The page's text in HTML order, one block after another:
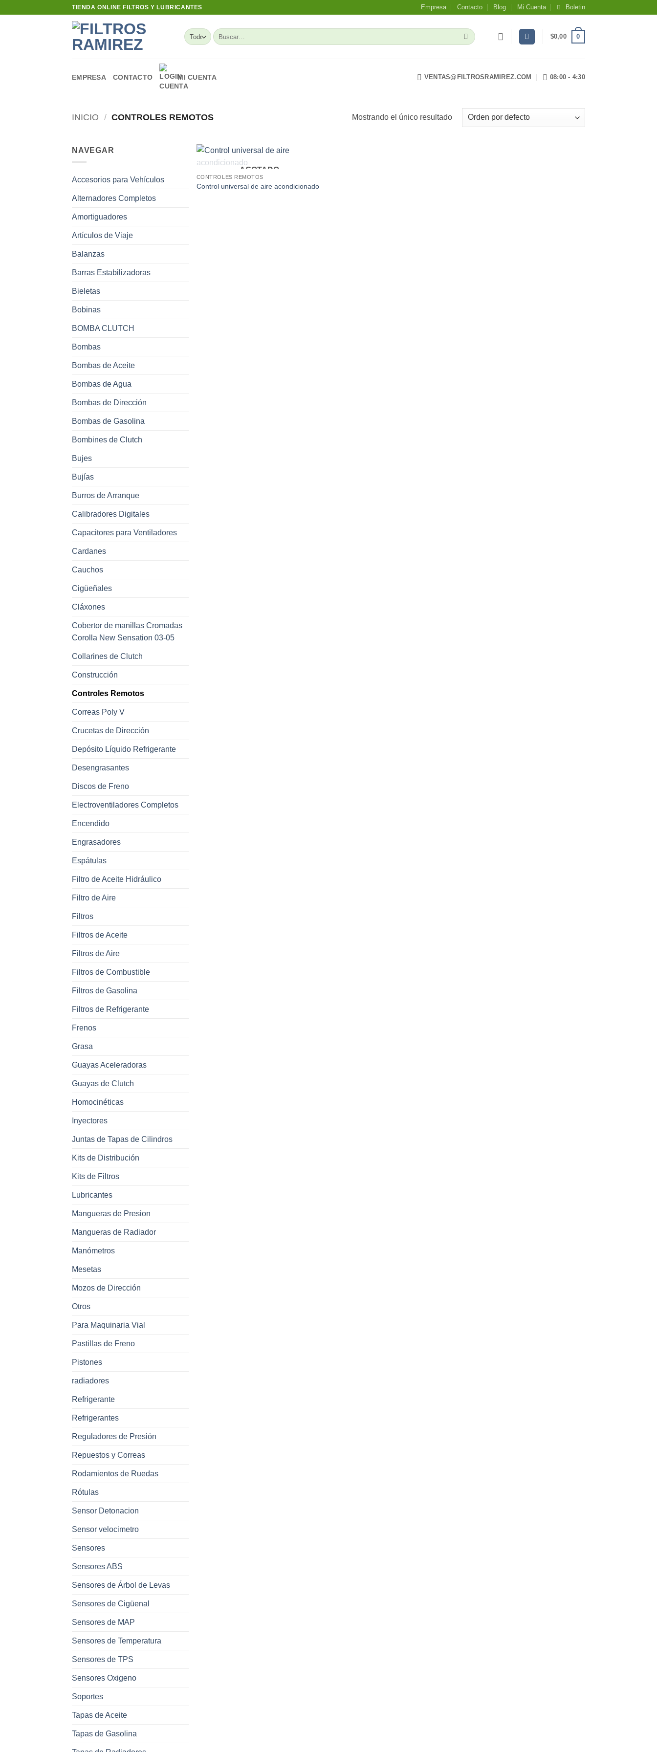
TIENDA ONLINE FILTROS Y LUBRICANTES Empresa Contacto Blog Mi Cuenta Boletin
Buscar
por:
$0,00 0
EMPRESA CONTACTO MI CUENTA VENTAS@FILTROSRAMIREZ.COM 08:00 - 4:30
INICIO / CONTROLES REMOTOS Mostrando el único resultado
NAVEGAR
Accesorios para Vehículos
Alternadores Completos
Amortiguadores
Artículos de Viaje
Balanzas
Barras Estabilizadoras
Bieletas
Bobinas
BOMBA CLUTCH
Bombas
Bombas de Aceite
Bombas de Agua
Bombas de Dirección
Bombas de Gasolina
Bombines de Clutch
Bujes
Bujías
Burros de Arranque
Calibradores Digitales
Capacitores para Ventiladores
Cardanes
Cauchos
Cigüeñales
Cláxones
Cobertor de manillas Cromadas
Corolla New Sensation 03-05
Collarines de Clutch
Construcción
Controles Remotos
Correas Poly V
Crucetas de Dirección
Depósito Líquido Refrigerante
Desengrasantes
Discos de Freno
Electroventiladores Completos
Encendido
Engrasadores
Espátulas
Filtro de Aceite Hidráulico
Filtro de Aire
Filtros
Filtros de Aceite
Filtros de Aire
Filtros de Combustible
Filtros de Gasolina
Filtros de Refrigerante
Frenos
Grasa
Guayas Aceleradoras
Guayas de Clutch
Homocinéticas
Inyectores
Juntas de Tapas de Cilindros
Kits de Distribución
Kits de Filtros
Lubricantes
Mangueras de Presion
Mangueras de Radiador
Manómetros
Mesetas
Mozos de Dirección
Otros
Para Maquinaria Vial
Pastillas de Freno
Pistones
radiadores
Refrigerante
Refrigerantes
Reguladores de Presión
Repuestos y Correas
Rodamientos de Ruedas
Rótulas
Sensor Detonacion
Sensor velocimetro
Sensores
Sensores ABS
Sensores de Árbol de Levas
Sensores de Cigüenal
Sensores de MAP
Sensores de Temperatura
Sensores de TPS
Sensores Oxigeno
Soportes
Tapas de Aceite
Tapas de Gasolina
AGOTADO
CONTROLES REMOTOS
Control universal de aire acondicionado